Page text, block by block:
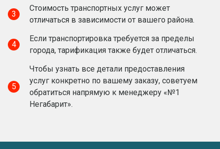
3
Стоимость транспортных услуг может
отличаться в зависимости от вашего района.
4
Если транспортировка требуется за пределы
города, тарификация также будет отличаться.
5
Чтобы узнать все детали предоставления
услуг конкретно по вашему заказу, советуем
обратиться напрямую к менеджеру «№1
Негабарит».